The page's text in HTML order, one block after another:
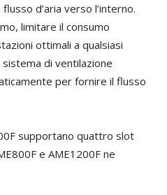
d’aria verso l’interno.
limitare il consumo
ottimali a qualsiasi
di ventilazione
per fornire il flusso
supportano quattro slot
e AME1200F ne